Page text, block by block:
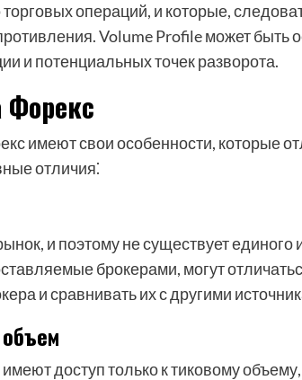
операций, и которые,
Volume Profile может быть
и потенциальных точек разворота.
Форекс
имеют свои особенности, которые
отличия⁚
и поэтому не существует единого
брокерами, могут
и сравнивать их с другими
доступ только к тиковому